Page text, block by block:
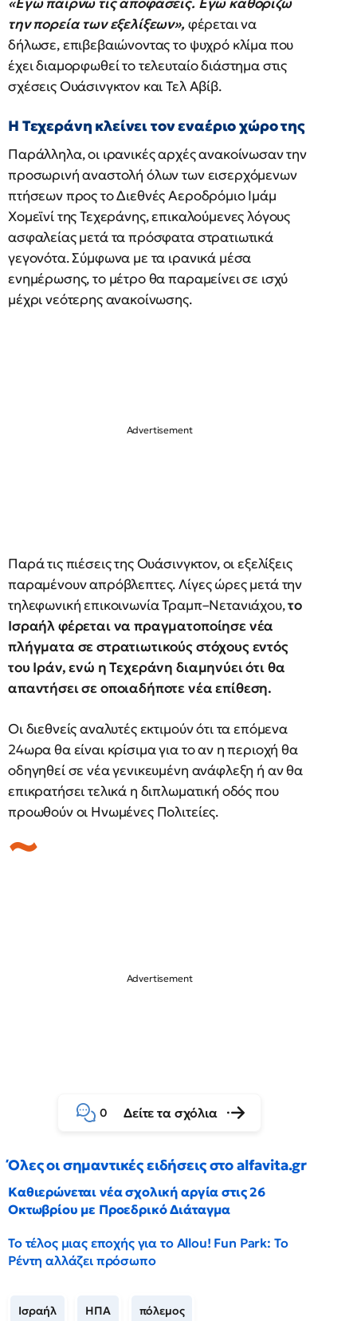
την πορεία των εξελίξεων», φέρεται να
δήλωσε, επιβεβαιώνοντας το ψυχρό κλίμα που
έχει διαμορφωθεί το τελευταίο διάστημα στις
σχέσεις Ουάσινγκτον και Τελ Αβίβ.
Η Τεχεράνη κλείνει τον εναέριο χώρο της
Παράλληλα, οι ιρανικές αρχές ανακοίνωσαν την
προσωρινή αναστολή όλων των εισερχόμενων
πτήσεων προς το Διεθνές Αεροδρόμιο Ιμάμ
Χομεϊνί της Τεχεράνης, επικαλούμενες λόγους
ασφαλείας μετά τα πρόσφατα στρατιωτικά
γεγονότα. Σύμφωνα με τα ιρανικά μέσα
ενημέρωσης, το μέτρο θα παραμείνει σε ισχύ
μέχρι νεότερης ανακοίνωσης.
Παρά τις πιέσεις της Ουάσινγκτον, οι εξελίξεις
παραμένουν απρόβλεπτες. Λίγες ώρες μετά την
τηλεφωνική επικοινωνία Τραμπ–Νετανιάχου,το
Ισραήλ φέρεται να πραγματοποίησε νέα
πλήγματα σε στρατιωτικούς στόχους εντός
του Ιράν, ενώ η Τεχεράνη διαμηνύει ότι θα
απαντήσει σε οποιαδήποτε νέα επίθεση.
Οι διεθνείς αναλυτές εκτιμούν ότι τα επόμενα
24ωρα θα είναι κρίσιμα για το αν η περιοχή θα
οδηγηθεί σε νέα γενικευμένη ανάφλεξη ή αν θα
επικρατήσει τελικά η διπλωματική οδός που
προωθούν οι Ηνωμένες Πολιτείες.
0 Δείτε τα σχόλια
Όλες οι σημαντικές ειδήσεις στο alfavita.gr
Καθιερώνεται νέα σχολική αργία στις 26
Οκτωβρίου με Προεδρικό Διάταγμα
Το τέλος μιας εποχής για το Allou! Fun Park: Το
Ρέντη αλλάζει πρόσωπο
Ισραήλ ΗΠΑ πόλεμος